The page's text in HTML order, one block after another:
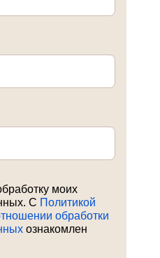
моих
С Политикой
обработки
ознакомлен